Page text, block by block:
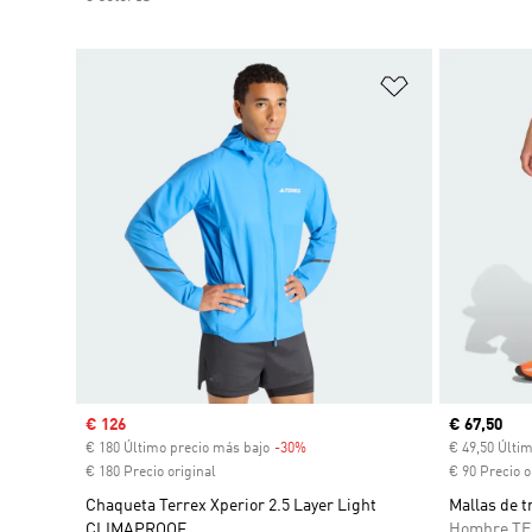
Añadir a la
Precio de venta
€ 126
€ 180 Último precio más bajo -30%
€ 180 Precio original
Chaqueta Terrex Xperior 2.5 Layer Light
Precio
€ 67,50
€ 49,50
€ 90 Precio
Mallas de